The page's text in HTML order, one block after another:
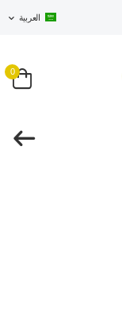
العربية
0